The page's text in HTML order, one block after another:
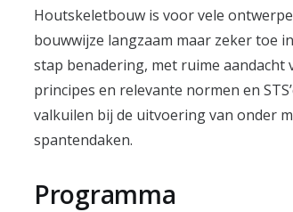
Houtskeletbouw is voor vele
bouwwijze langzaam maar zeker toe
stap benadering, met ruime
principes en relevante normen en
valkuilen bij de uitvoering van onder
spantendaken.
Programma